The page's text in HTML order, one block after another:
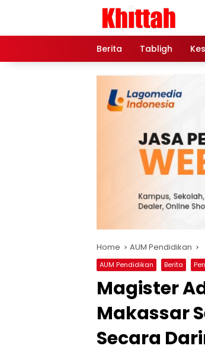
Berita Tabligh
Home AUM Pendidikan
AUM Pendidikan Berita
Magister
Makassar
Secara